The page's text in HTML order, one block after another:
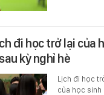
đi học trở lại của
kỳ nghỉ hè
Lịch đi học
của học